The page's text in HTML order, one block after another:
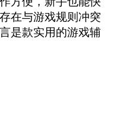
在与游戏规则冲突
是款实用的游戏辅